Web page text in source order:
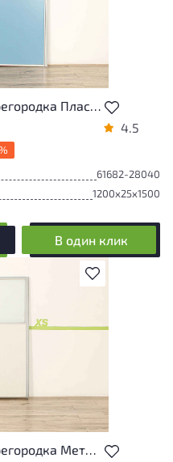
4.5
61682-28040
1200x25x1500
В один клик
В избранное